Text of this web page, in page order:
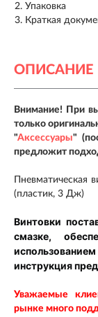
Упаковка
Краткая
ОПИСАНИЕ
Внимание! При
только
"Аксессуары"
предложит
Пневматическая
(пластик, 3 Дж)
Винтовки
смазке,
инструкция
Уважаемые
рынке много